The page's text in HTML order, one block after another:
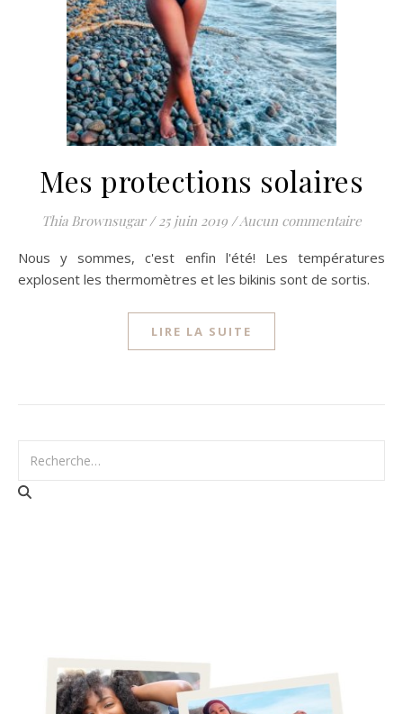
Mes protections solaires
Thia Brownsugar / 25 juin 2019 /Aucun commentaire
Nous y sommes, c'est enfin l'été! Les températures
explosent les thermomètres et les bikinis sont de sortis.
LIRE LA SUITE